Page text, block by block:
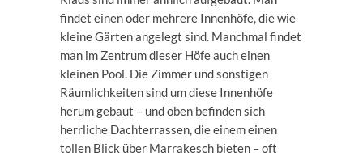
findet einen oder mehrere Innenhöfe, die wie
kleine Gärten angelegt sind. Manchmal findet
man im Zentrum dieser Höfe auch einen
kleinen Pool. Die Zimmer und sonstigen
Räumlichkeiten sind um diese Innenhöfe
herum gebaut – und oben befinden sich
herrliche Dachterrassen, die einem einen
tollen Blick über Marrakesch bieten – oft